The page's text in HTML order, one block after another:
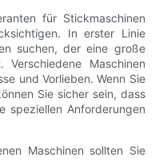
für Stickmaschinen
In erster Linie
suchen, der eine große
Maschinen
und Vorlieben. Wenn Sie
Sie sicher sein, dass
speziellen Anforderungen
Maschinen sollten Sie